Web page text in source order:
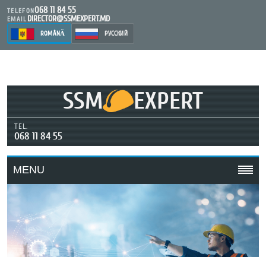
TELEFON068 11 84 55
EMAIL DIRECTOR@SSMEXPERT.MD
ROMÂNĂ РУССКИЙ
SSM EXPERT
TEL.
068 11 84 55
MENU